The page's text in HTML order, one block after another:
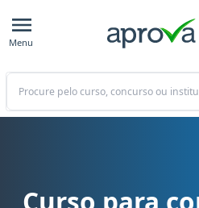
Menu
Buscar
Curso para concurso Ceará-Mirim/